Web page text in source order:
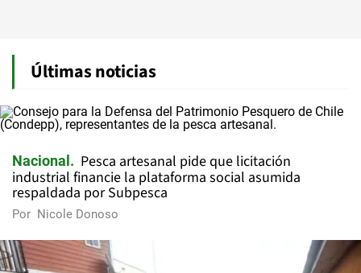
Últimas noticias
Nacional
Pesca artesanal pide que licitación
industrial financie la plataforma social asumida
respaldada por Subpesca
Por Nicole Donoso